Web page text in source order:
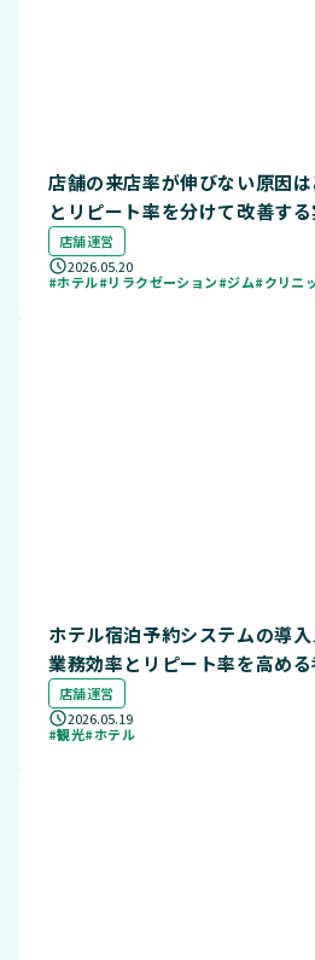
店舗の来店率が伸びない原因
とリピート率を分けて改善す
店舗運営
2026.05.20
#ホテル#リラクゼーション#ジム#クリニ
ホテル宿泊予約システムの導入
業務効率とリピート率を高め
店舗運営
2026.05.19
#観光#ホテル